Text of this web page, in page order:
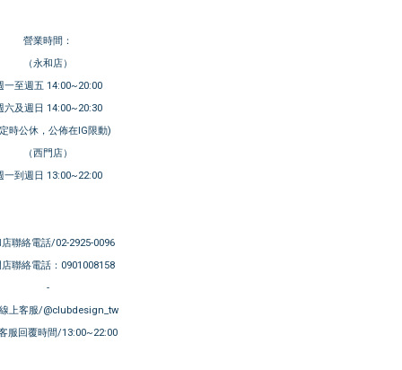
營業時間：
（永和店）
一至週五 14:00~20:00
六及週日 14:00~20:30
時公休，公佈在IG限動)
（西門店）
一到週日 13:00~22:00
聯絡電話/02-2925-0096
聯絡電話：0901008158
-
上客服/@clubdesign_tw
服回覆時間/13:00~22:00